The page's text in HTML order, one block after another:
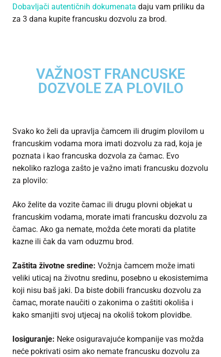
Dobavljači autentičnih dokumenata daju vam priliku da
za 3 dana kupite francusku dozvolu za brod.
VAŽNOST FRANCUSKE
DOZVOLE ZA PLOVILO
Svako ko želi da upravlja čamcem ili drugim plovilom u
francuskim vodama mora imati dozvolu za rad, koja je
poznata i kao francuska dozvola za čamac. Evo
nekoliko razloga zašto je važno imati francusku dozvolu
za plovilo:
Ako želite da vozite čamac ili drugu plovni objekat u
francuskim vodama, morate imati francusku dozvolu za
čamac. Ako ga nemate, možda ćete morati da platite
kazne ili čak da vam oduzmu brod.
Zaštita životne sredine: Vožnja čamcem može imati
veliki uticaj na životnu sredinu, posebno u ekosistemima
koji nisu baš jaki. Da biste dobili francusku dozvolu za
čamac, morate naučiti o zakonima o zaštiti okoliša i
kako smanjiti svoj utjecaj na okoliš tokom plovidbe.
osiguranje: Neke osiguravajuće kompanije vas možda
neće pokrivati osim ako nemate francusku dozvolu za